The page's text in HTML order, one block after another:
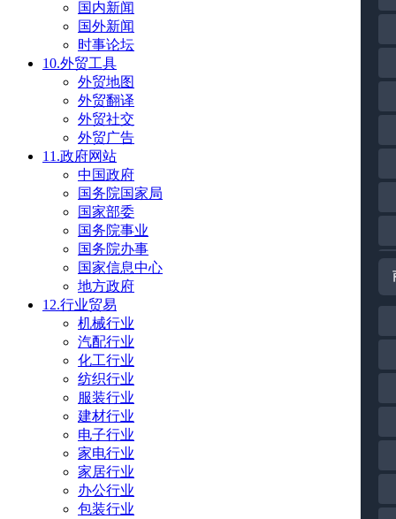
国内新闻
国外新闻
时事论坛
10.外贸工具
外贸地图
外贸翻译
外贸社交
外贸广告
11.政府网站
中国政府
国务院国家局
国家部委
国务院事业
国务院办事
国家信息中心
地方政府
12.行业贸易
机械行业
汽配行业
化工行业
纺织行业
服装行业
建材行业
电子行业
家电行业
家居行业
办公行业
包装行业